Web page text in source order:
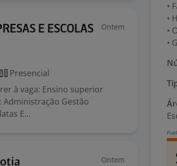
E ESCOLAS Ontem
Presencial
à vaga: Ensino superior
Gestão
E...
Ontem
•
•
•
•